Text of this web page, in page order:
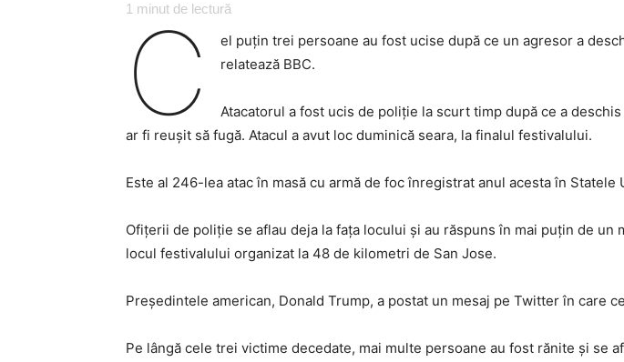
1 minut de lectură
C
el puțin trei persoane au fost ucise după ce un agresor a
relatează BBC.
Atacatorul a fost ucis de poliție la scurt timp după ce a
ar fi reușit să fugă. Atacul a avut loc duminică seara, la finalul festivalului.
Este al 246-lea atac în masă cu armă de foc înregistrat anul acesta în
Ofițerii de poliție se aflau deja la fața locului și au răspuns în mai puțin de
locul festivalului organizat la 48 de kilometri de San Jose.
Președintele american, Donald Trump, a postat un mesaj pe Twitter în care
Pe lângă cele trei victime decedate, mai multe persoane au fost rănite și se